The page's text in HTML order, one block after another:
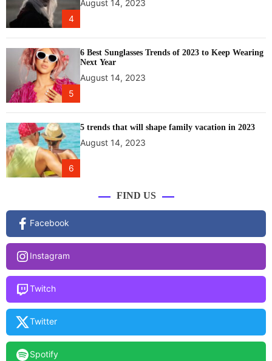
4
August 14, 2023
5
6 Best Sunglasses Trends of 2023 to Keep Wearing
Next Year
August 14, 2023
6
5 trends that will shape family vacation in 2023
August 14, 2023
FIND US
Facebook
Instagram
Twitch
Twitter
Spotify